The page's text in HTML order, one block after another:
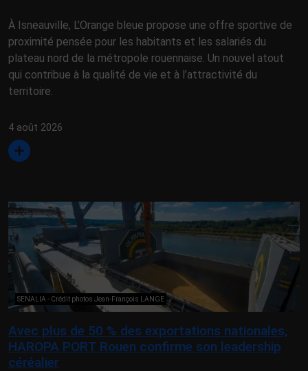
À Isneauville, L’Orange bleue propose une offre sportive de
proximité pensée pour les habitants et les salariés du
plateau nord de la métropole rouennaise. Un nouvel atout
qui contribue à la qualité de vie et à l’attractivité du
territoire.
4 août 2026
SENALIA - Crédit photos Jean-François LANGE
Avec plus de 50 % des exportations nationales,
HAROPA PORT Rouen confirme son leadership
céréalier